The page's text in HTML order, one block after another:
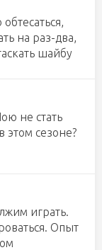
на раз-два,
шайбу
не стать
сезоне?
играть.
Опыт